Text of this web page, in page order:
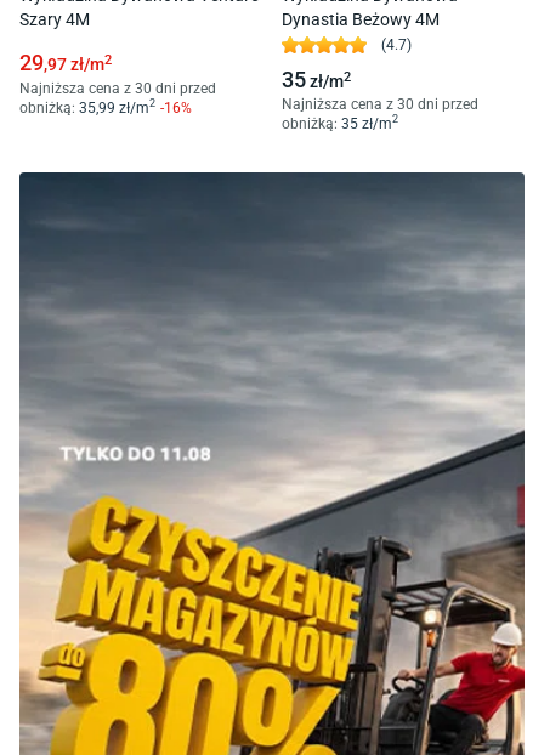
Szary 4M
29,97zł/m2
Najniższa cena z 30 dni przed
obniżką: 35,99 zł/m2 -16%
Dynastia Beżowy 4M
(4.7)
35zł/m2
Najniższa cena z 30 dni przed
obniżką: 35 zł/m2